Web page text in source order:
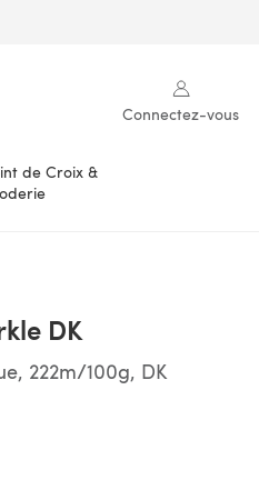
Connectez-vous
de Croix &
DK
222m/100g, DK